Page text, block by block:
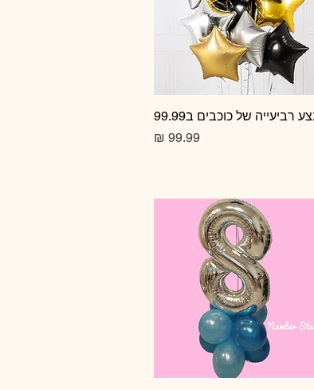
תצוגה מהירה
רביעייה של כוכבים ב99.99
מחיר